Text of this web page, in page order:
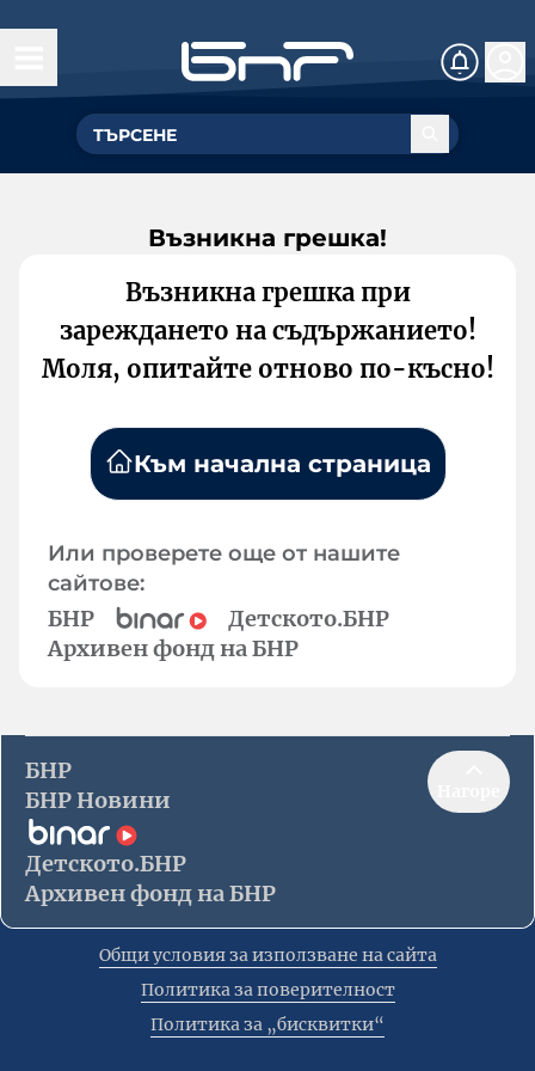
Възникна грешка!
Възникна грешка при
зареждането на съдържанието!
Моля, опитайте отново по-късно!
Към начална страница
Или проверете още от нашите
сайтове:
БНР
Детското.БНР
Архивен фонд на БНР
БНР
БНР Новини
Детското.БНР
Архивен фонд на БНР
Общи условия за използване на сайта
Политика за поверителност
Политика за „бисквитки“